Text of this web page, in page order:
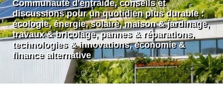
Communauté d'entraide, conseils et
discussions pour un quotidien plus durable :
écologie, énergie, solaire, maison & jardinage,
travaux & bricolage, pannes & réparations,
technologies & innovations, économie &
finance alternative